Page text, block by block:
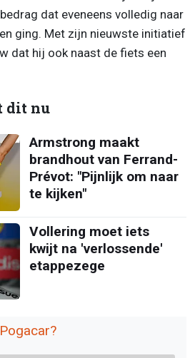
dat eveneens volledig naar
ging. Met zijn nieuwste initiatief
dat hij ook naast de fiets een
dit nu
Armstrong maakt
brandhout van Ferrand-
Prévot: "Pijnlijk om naar
te kijken"
Vollering moet iets
kwijt na 'verlossende'
etappezege